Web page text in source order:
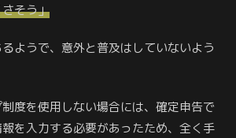
そう」
ようで、意外と普及はしていないよう
度を使用しない場合には、確定申告で
を入力する必要があったため、全く手